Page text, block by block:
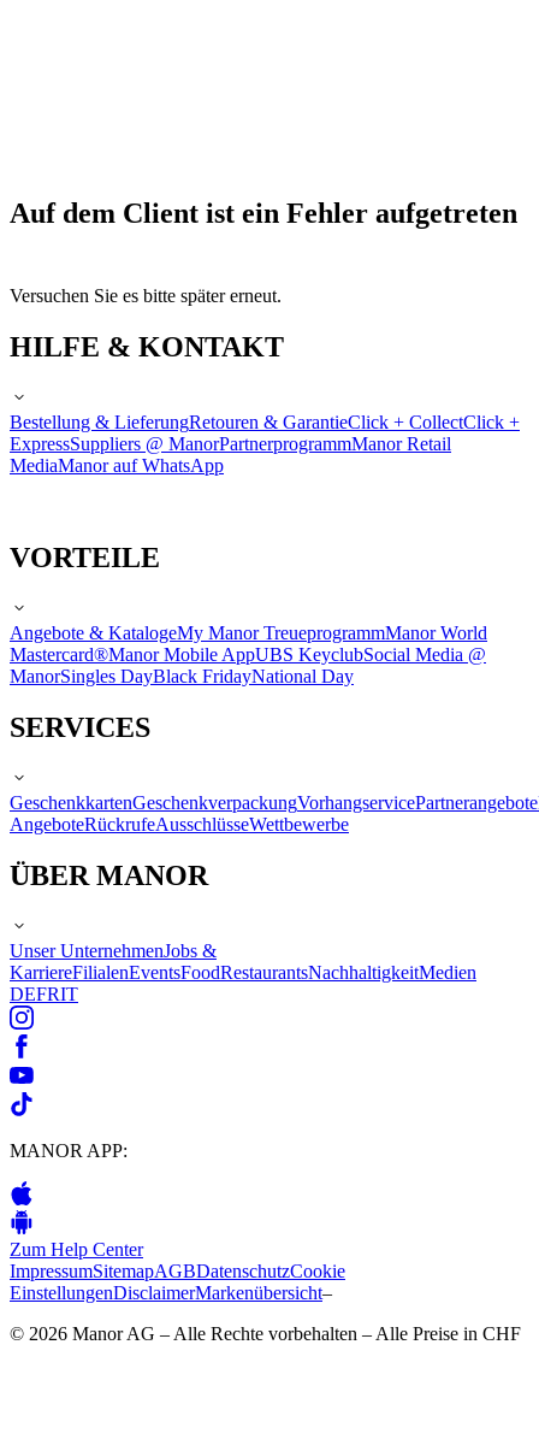
Auf dem Client ist ein Fehler aufgetreten
Versuchen Sie es bitte später erneut.
HILFE & KONTAKT
Bestellung & LieferungRetouren & GarantieClick + CollectClick +
ExpressSuppliers @ ManorPartnerprogrammManor Retail
MediaManor auf WhatsApp
VORTEILE
Angebote & KatalogeMy Manor TreueprogrammManor World
Mastercard®Manor Mobile AppUBS KeyclubSocial Media @
ManorSingles DayBlack FridayNational Day
SERVICES
GeschenkkartenGeschenkverpackungVorhangservicePartnerangebote
AngeboteRückrufeAusschlüsseWettbewerbe
ÜBER MANOR
Unser UnternehmenJobs &
KarriereFilialenEventsFoodRestaurantsNachhaltigkeitMedien
DEFRIT
MANOR APP:
Zum Help Center
ImpressumSitemapAGBDatenschutzCookie
EinstellungenDisclaimerMarkenübersicht–
© 2026 Manor AG – Alle Rechte vorbehalten – Alle Preise in CHF